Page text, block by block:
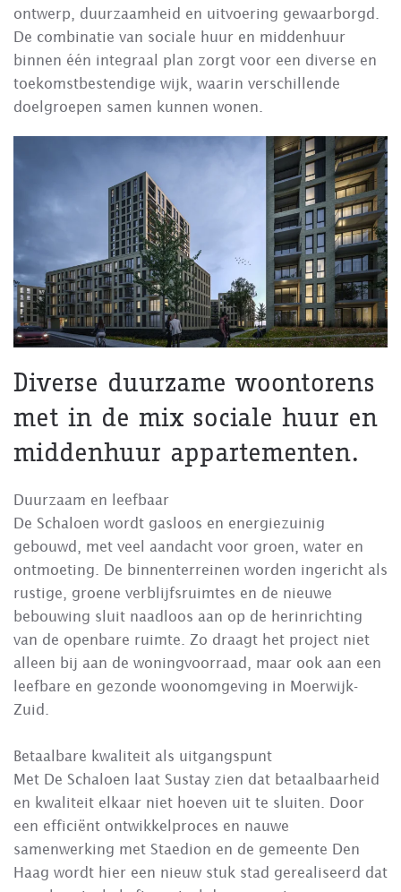
ontwerp, duurzaamheid en uitvoering gewaarborgd.
De combinatie van sociale huur en middenhuur
binnen één integraal plan zorgt voor een diverse en
toekomstbestendige wijk, waarin verschillende
doelgroepen samen kunnen wonen.
Diverse duurzame woontorens
met in de mix sociale huur en
middenhuur appartementen.
Duurzaam en leefbaar
De Schaloen wordt gasloos en energiezuinig
gebouwd, met veel aandacht voor groen, water en
ontmoeting. De binnenterreinen worden ingericht als
rustige, groene verblijfsruimtes en de nieuwe
bebouwing sluit naadloos aan op de herinrichting
van de openbare ruimte. Zo draagt het project niet
alleen bij aan de woningvoorraad, maar ook aan een
leefbare en gezonde woonomgeving in Moerwijk-
Zuid.
Betaalbare kwaliteit als uitgangspunt
Met De Schaloen laat Sustay zien dat betaalbaarheid
en kwaliteit elkaar niet hoeven uit te sluiten. Door
een efficiënt ontwikkelproces en nauwe
samenwerking met Staedion en de gemeente Den
Haag wordt hier een nieuw stuk stad gerealiseerd dat